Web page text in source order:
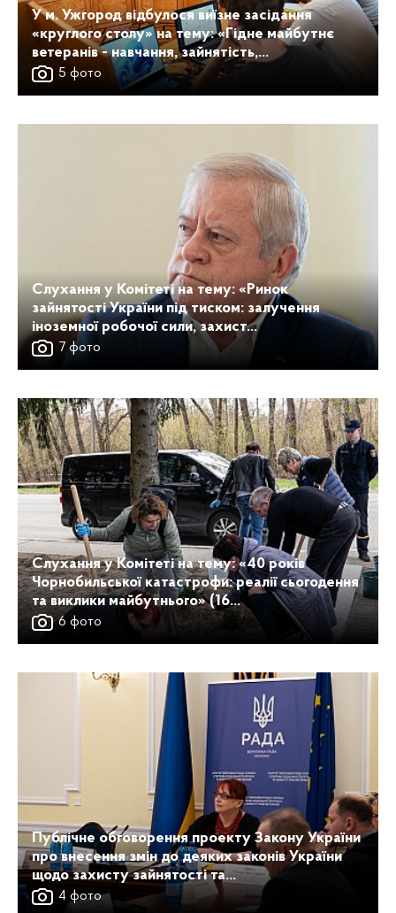
У м. Ужгород відбулося виїзне засідання
«круглого столу» на тему: «Гідне майбутнє
ветеранів - навчання, зайнятість,...
5 фото
Слухання у Комітеті на тему: «Ринок
зайнятості України під тиском: залучення
іноземної робочої сили, захист...
7 фото
Слухання у Комітеті на тему: «40 років
Чорнобильської катастрофи: реалії сьогодення
та виклики майбутнього» (16...
6 фото
Публічне обговорення проекту Закону України
про внесення змін до деяких законів України
щодо захисту зайнятості та...
4 фото